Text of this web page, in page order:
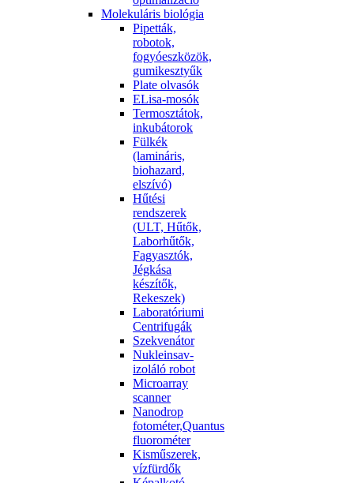
Molekuláris biológia
Pipetták,
robotok,
fogyóeszközök,
gumikesztyűk
Plate olvasók
ELisa-mosók
Termosztátok,
inkubátorok
Fülkék
(lamináris,
biohazard,
elszívó)
Hűtési
rendszerek
(ULT, Hűtők,
Laborhűtők,
Fagyasztók,
Jégkása
készítők,
Rekeszek)
Laboratóriumi
Centrifugák
Szekvenátor
Nukleinsav-
izoláló robot
Microarray
scanner
Nanodrop
fotométer,Quantus
fluorométer
Kisműszerek,
vízfürdők